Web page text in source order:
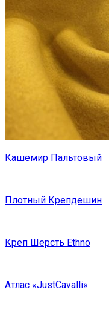
Кашемир Пальтовый
Плотный Крепдешин
Креп Шерсть Ethno
Атлас «JustCavalli»